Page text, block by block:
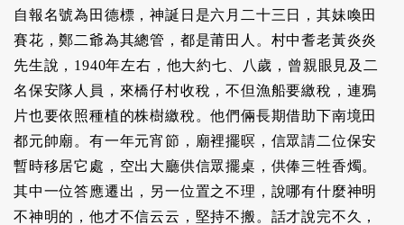
自報名號為田德標，神誕日是六月二十三日，其妹喚田
賽花，鄭二爺為其總管，都是莆田人。村中耆老黃炎炎
先生說，1940年左右，他大約七、八歲，曾親眼見及二
名保安隊人員，來橋仔村收稅，不但漁船要繳稅，連鴉
片也要依照種植的株樹繳稅。他們倆長期借助下南境田
都元帥廟。有一年元宵節，廟裡擺暝，信眾請二位保安
暫時移居它處，空出大廳供信眾擺桌，供俸三牲香燭。
其中一位答應遷出，另一位置之不理，說哪有什麼神明
不神明的，他才不信云云，堅持不搬。話才說完不久，